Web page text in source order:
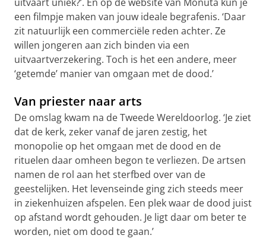
een filmpje maken van jouw ideale begrafenis. ‘Daar
zit natuurlijk een commerciële reden achter. Ze
willen jongeren aan zich binden via een
uitvaartverzekering. Toch is het een andere, meer
‘getemde’ manier van omgaan met de dood.’
Van priester naar arts
De omslag kwam na de Tweede Wereldoorlog. ‘Je ziet
dat de kerk, zeker vanaf de jaren zestig, het
monopolie op het omgaan met de dood en de
rituelen daar omheen begon te verliezen. De artsen
namen de rol aan het sterfbed over van de
geestelijken. Het levenseinde ging zich steeds meer
in ziekenhuizen afspelen. Een plek waar de dood juist
op afstand wordt gehouden. Je ligt daar om beter te
worden, niet om dood te gaan.’